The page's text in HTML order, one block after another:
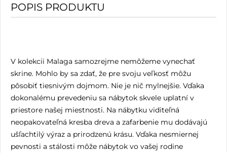
POPIS PRODUKTU
V kolekcii Malaga samozrejme nemôžeme vynechať
skrine. Mohlo by sa zdať, že pre svoju veľkosť môžu
pôsobiť tiesnivým dojmom. Nie je nič mylnejšie. Vďaka
dokonalému prevedeniu sa nábytok skvele uplatní v
priestore našej miestnosti. Na nábytku viditeľná
neopakovateľná kresba dreva a zafarbenie mu dodávajú
ušľachtilý výraz a prirodzenú krásu. Vďaka nesmiernej
pevnosti a stálosti môže nábytok vo vašej rodine